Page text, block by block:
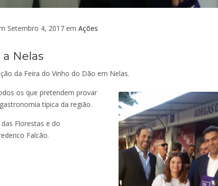
Setembro 4, 2017 em Ações
Nelas
da Feira do Vinho do Dão em Nelas.
os que pretendem provar
típica da região.
Florestas e do
Falcão.